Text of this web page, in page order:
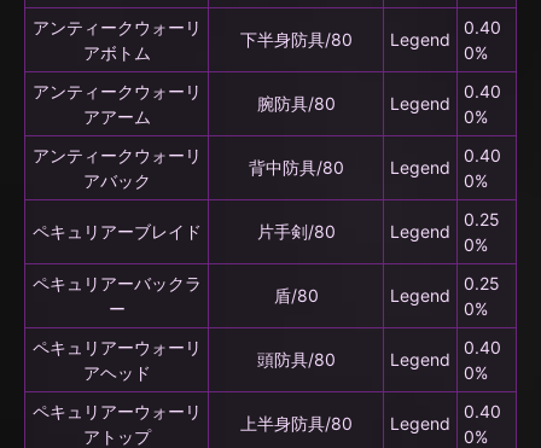
アンティークウォーリ
アボトム
下半身防具/80 Legend
0.40
0%
アンティークウォーリ
アアーム
腕防具/80 Legend
0.40
0%
アンティークウォーリ
アバック
背中防具/80 Legend
0.40
0%
ペキュリアーブレイド 片手剣/80 Legend
0.25
0%
ペキュリアーバックラ
ー
盾/80 Legend
0.25
0%
ペキュリアーウォーリ
アヘッド
頭防具/80 Legend
0.40
0%
ペキュリアーウォーリ
アトップ
上半身防具/80 Legend
0.40
0%